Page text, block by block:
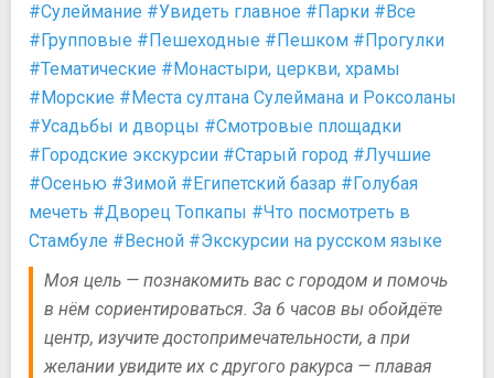
#Сулеймание #Увидеть главное #Парки #Все
#Групповые #Пешеходные #Пешком #Прогулки
#Тематические #Монастыри, церкви, храмы
#Морские #Места султана Сулеймана и Роксоланы
#Усадьбы и дворцы #Смотровые площадки
#Городские экскурсии #Старый город #Лучшие
#Осенью #Зимой #Египетский базар #Голубая
мечеть #Дворец Топкапы #Что посмотреть в
Стамбуле #Весной #Экскурсии на русском языке
Моя цель — познакомить вас с городом и помочь
в нём сориентироваться. За 6 часов вы обойдёте
центр, изучите достопримечательности, а при
желании увидите их с другого ракурса — плавая